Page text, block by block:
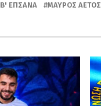
Β' ΕΠΣΑΝΑ ΜΑΎΡΟΣ ΑΕΤΌΣ